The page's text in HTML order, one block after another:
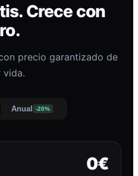
Crece con
precio garantizado de
vida.
Anual -20%
0€